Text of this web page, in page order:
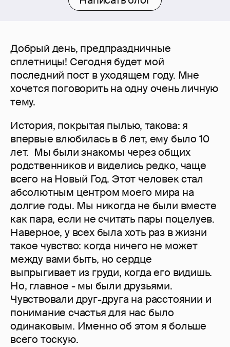
Добрый день, предпраздничные
сплетницы! Сегодня будет мой
последний пост в уходящем году. Мне
хочется поговорить на одну очень личную
тему.
История, покрытая пылью, такова: я
впервые влюбилась в 6 лет, ему было 10
лет. Мы были знакомы через общих
родственников и виделись редко, чаще
всего на Новый Год. Этот человек стал
абсолютным центром моего мира на
долгие годы. Мы никогда не были вместе
как пара, если не считать пары поцелуев.
Наверное, у всех была хоть раз в жизни
такое чувство: когда ничего не может
между вами быть, но сердце
выпрыгивает из груди, когда его видишь.
Но, главное - мы были друзьями.
Чувствовали друг-друга на расстоянии и
понимание счастья для нас было
одинаковым. Именно об этом я больше
всего тоскую.